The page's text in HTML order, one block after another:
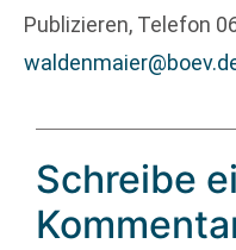
Publizieren, Telefon
Schreibe